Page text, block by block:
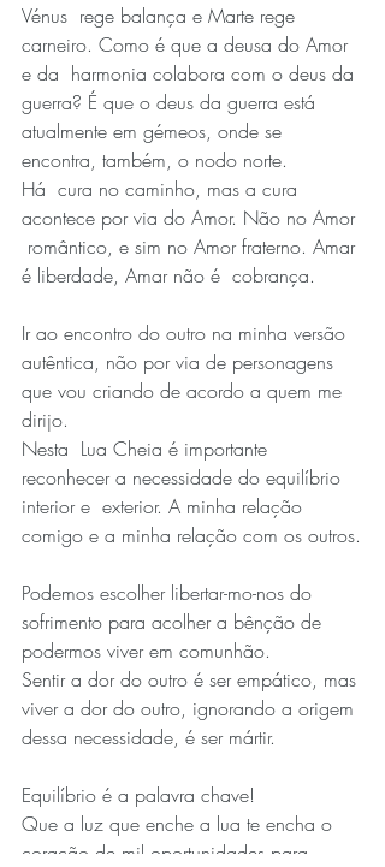
Vénus  rege balança e Marte rege
carneiro. Como é que a deusa do Amor
e da  harmonia colabora com o deus da
guerra? É que o deus da guerra está
atualmente em gémeos, onde se
encontra, também, o nodo norte.
Há  cura no caminho, mas a cura
acontece por via do Amor. Não no Amor
romântico, e sim no Amor fraterno. Amar
é liberdade, Amar não é  cobrança.
Ir ao encontro do outro na minha versão
autêntica, não por via de personagens
que vou criando de acordo a quem me
dirijo.
Nesta  Lua Cheia é importante
reconhecer a necessidade do equilíbrio
interior e  exterior. A minha relação
comigo e a minha relação com os outros.
Podemos escolher libertar-mo-nos do
sofrimento para acolher a bênção de
podermos viver em comunhão.
Sentir a dor do outro é ser empático, mas
viver a dor do outro, ignorando a origem
dessa necessidade, é ser mártir.
Equilíbrio é a palavra chave!
Que a luz que enche a lua te encha o
coração de mil oportunidades para